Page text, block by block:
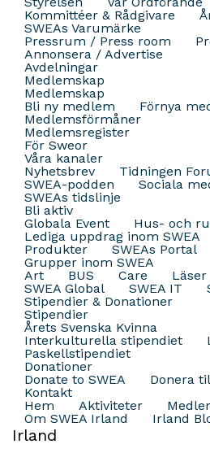
Kommittéer & Rådgivare
SWEAs Varumärke
Pressrum / Press room
Annonsera / Advertise
Avdelningar
Medlemskap
Medlemskap
Bli ny medlem
Förnya
Medlemsförmåner
Medlemsregister
För Sweor
Våra kanaler
Nyhetsbrev
Tidningen
SWEA-podden
Sociala
SWEAs tidslinje
Bli aktiv
Globala Event
Hus- och
Lediga uppdrag inom SWEA
Produkter
SWEAs Portal
Grupper inom SWEA
Art
BUS Care Läser
SWEA Global
SWEA IT
Stipendier & Donationer
Stipendier
Årets Svenska Kvinna
Interkulturella stipendiet
Paskellstipendiet
Donationer
Donate to SWEA
Donera
Kontakt
Hem
Aktiviteter
Om SWEA Irland
Irland
Irland